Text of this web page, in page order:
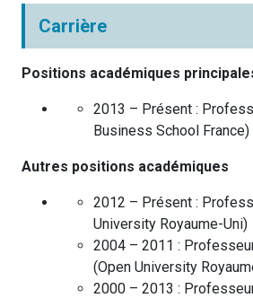
Carrière
Positions académiques
2013 – Présent :
Business School France)
Autres positions académiques
2012 – Présent :
University Royaume-Uni)
2004 – 2011 :
(Open University
2000 – 2013 :